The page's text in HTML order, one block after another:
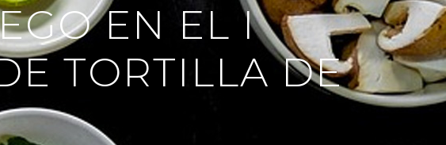
EN EL I
TORTILLA DE